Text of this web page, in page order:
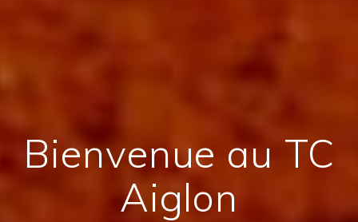
Bienvenue au TC
Aiglon